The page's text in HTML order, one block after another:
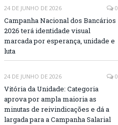
24 DE JUNHO DE 2026 0
Campanha Nacional dos Bancários
2026 terá identidade visual
marcada por esperança, unidade e
luta
24 DE JUNHO DE 2026 0
Vitória da Unidade: Categoria
aprova por ampla maioria as
minutas de reivindicações e dá a
largada para a Campanha Salarial